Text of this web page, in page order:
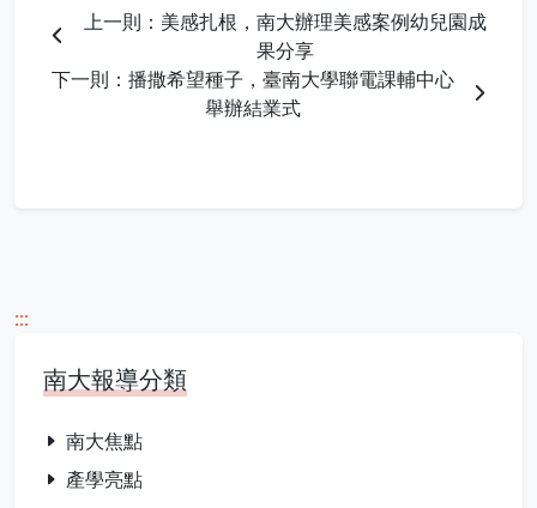
上一則：美感扎根，南大辦理美感案例幼兒園成
果分享
下一則：播撒希望種子，臺南大學聯電課輔中心
舉辦結業式
:::
南大報導分類
南大焦點
產學亮點